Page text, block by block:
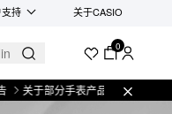
持 关于CASIO
0
部分手表产品实施【一物一码】管